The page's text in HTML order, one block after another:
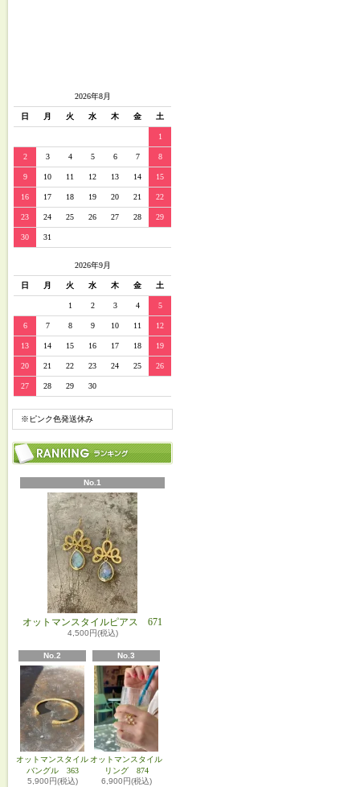
2026年8月
日 月 火 水 木 金 土
1
2 3 4 5 6 7 8
9 10 11 12 13 14 15
16 17 18 19 20 21 22
23 24 25 26 27 28 29
30 31
2026年9月
日 月 火 水 木 金 土
1 2 3 4 5
6 7 8 9 10 11 12
13 14 15 16 17 18 19
20 21 22 23 24 25 26
27 28 29 30
※ピンク色発送休み
No.1
オットマンスタイルピアス 671
4,500円(税込)
No.2
オットマンスタイル
バングル 363
5,900円(税込)
No.3
オットマンスタイル
リング 874
6,900円(税込)